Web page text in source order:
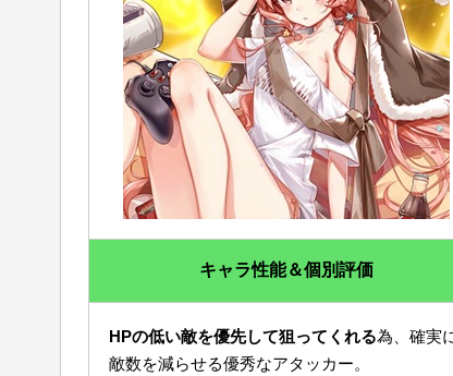
キャラ性能＆個別評価
HPの低い敵を優先して狙ってくれる為、確実
敵数を減らせる優秀なアタッカー。